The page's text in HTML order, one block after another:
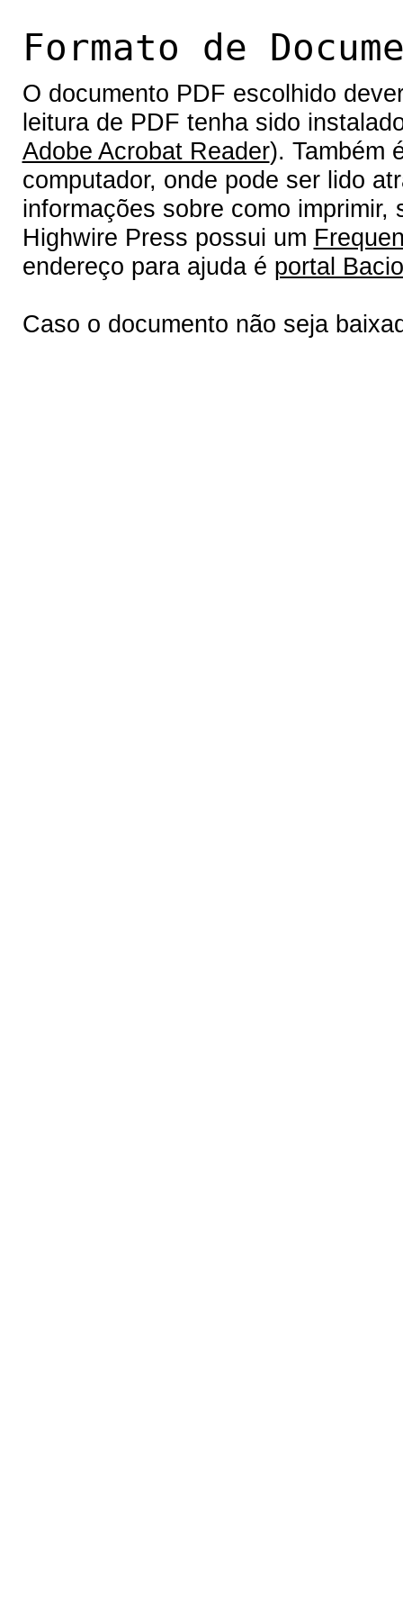
Formato de
O documento PDF escolhido
leitura de PDF tenha sido
Adobe Acrobat Reader). Também
computador, onde pode ser lido
informações sobre como
Highwire Press possui um
endereço para ajuda é portal
Caso o documento não seja